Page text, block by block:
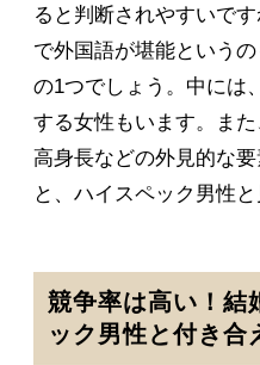
ると判断されやすいで
で外国語が堪能という
の1つでしょう。中には
する女性もいます。ま
高身長などの外見的な
と、ハイスペック男性と
競争率は高い！結
ック男性と付き合